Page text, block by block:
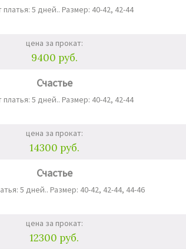
платья: 5 дней.. Размер: 40-42, 42-44
цена за прокат:
9400 руб.
Счастье
платья: 5 дней.. Размер: 40-42, 42-44
цена за прокат:
14300 руб.
Счастье
5 дней.. Размер: 40-42, 42-44, 44-46
цена за прокат:
12300 руб.